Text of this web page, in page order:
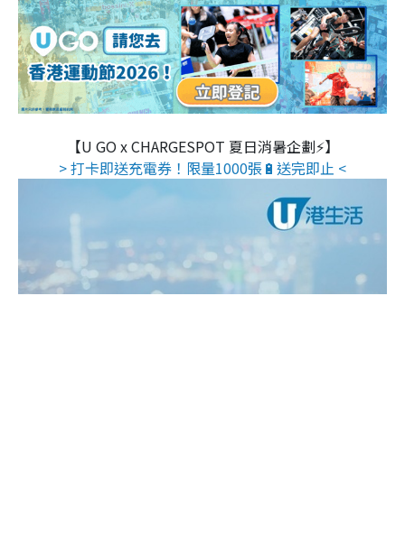
【U GO x CHARGESPOT 夏日消暑企劃⚡】
> 打卡即送充電券！限量1000張🔋送完即止 <